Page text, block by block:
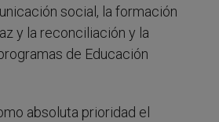
social, la formación
y la reconciliación y la
de Educación
absoluta prioridad el